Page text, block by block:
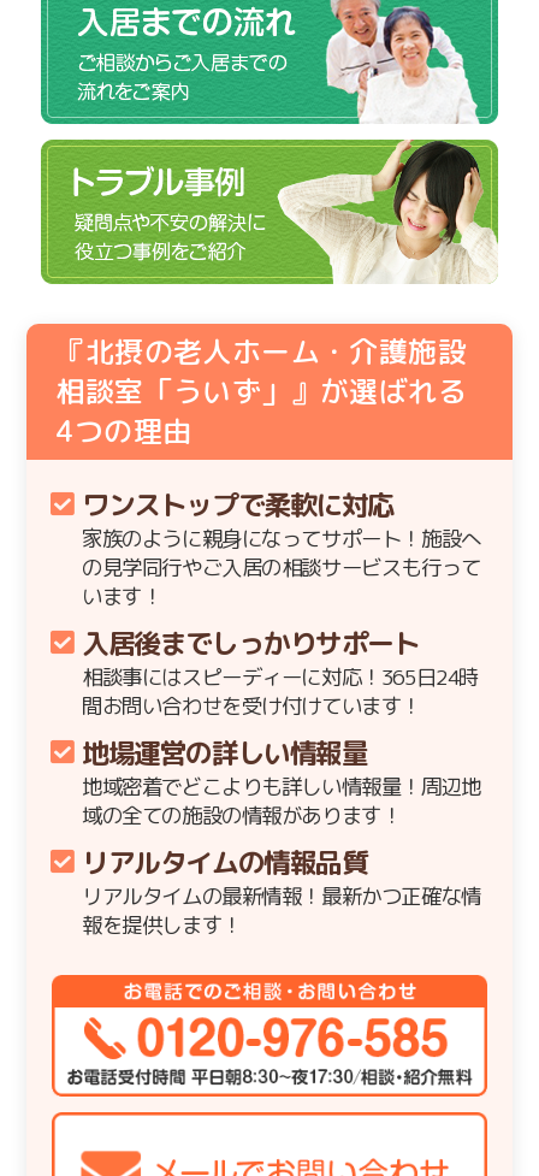
『北摂の老人ホーム・介護施設
相談室「ういず」』が選ばれる
4つの理由
ワンストップで柔軟に対応
家族のように親身になってサポート！施設へ
の見学同行やご入居の相談サービスも行って
います！
入居後までしっかりサポート
相談事にはスピーディーに対応！365日24時
間お問い合わせを受け付けています！
地場運営の詳しい情報量
地域密着でどこよりも詳しい情報量！周辺地
域の全ての施設の情報があります！
リアルタイムの情報品質
リアルタイムの最新情報！最新かつ正確な情
報を提供します！